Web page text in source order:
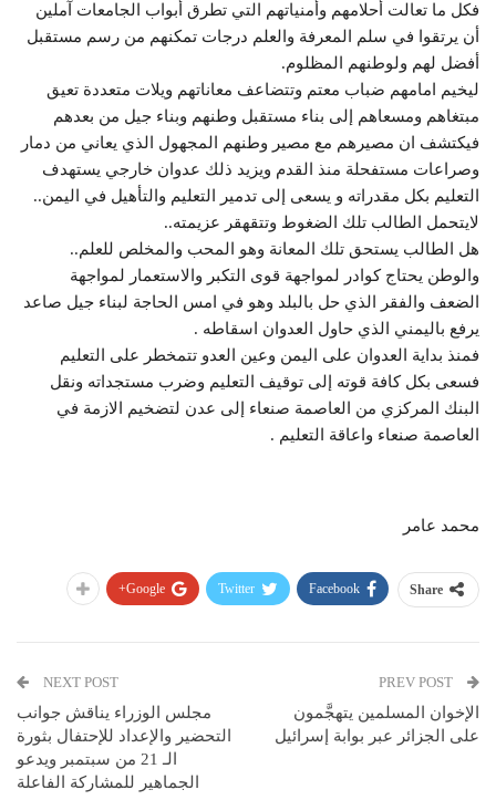
فكل ما تعالت أحلامهم وأمنياتهم التي تطرق أبواب الجامعات آملين
أن يرتقوا في سلم المعرفة والعلم درجات تمكنهم من رسم مستقبل
أفضل لهم ولوطنهم المظلوم.
ليخيم امامهم ضباب معتم وتتضاعف معاناتهم ويلات متعددة تعيق
مبتغاهم ومسعاهم إلى بناء مستقبل وطنهم وبناء جيل من بعدهم
فيكتشف ان مصيرهم مع مصير وطنهم المجهول الذي يعاني من دمار
وصراعات مستفحلة منذ القدم ويزيد ذلك عدوان خارجي يستهدف
التعليم بكل مقدراته و يسعى إلى تدمير التعليم والتأهيل في اليمن..
لايتحمل الطالب تلك الضغوط وتتقهقر عزيمته..
هل الطالب يستحق تلك المعانة وهو المحب والمخلص للعلم..
والوطن يحتاج كوادر لمواجهة قوى التكبر والاستعمار لمواجهة
الضعف والفقر الذي حل بالبلد وهو في امس الحاجة لبناء جيل صاعد
يرفع باليمني الذي حاول العدوان اسقاطه .
فمنذ بداية العدوان على اليمن وعين العدو تتمخطر على التعليم
فسعى بكل كافة قوته إلى توقيف التعليم وضرب مستجداته ونقل
البنك المركزي من العاصمة صنعاء إلى عدن لتضخيم الازمة في
العاصمة صنعاء واعاقة التعليم .
محمد عامر
Share
Facebook
Twitter
Google+
الإخوان المسلمين يتهجَّمون
على الجزائر عبر بوابة إسرائيل
NEXT POST
مجلس الوزراء يناقش جوانب
التحضير والإعداد للإحتفال بثورة
الـ 21 من سبتمبر ويدعو
الجماهير للمشاركة الفاعلة